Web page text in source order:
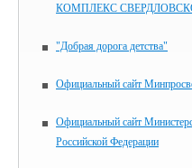
КОМПЛЕКС
"Добрая дорога детства"
Официальный сайт
Официальный сайт
Российской Федерации